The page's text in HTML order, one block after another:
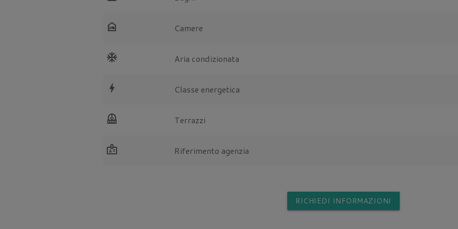
night_shelter Camere
ac_unit Aria condizionata
bolt Classe energetica
balcony Terrazzi
badge Riferimento agenzia
RICHIEDI INFORMAZIONI